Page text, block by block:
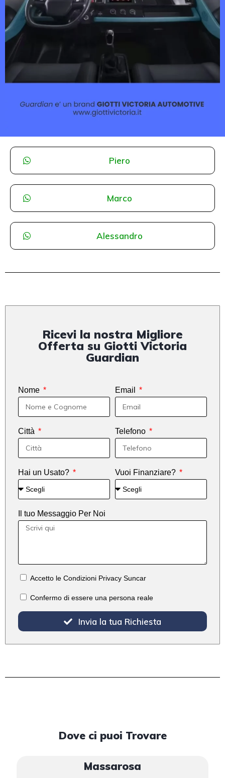
Piero
Marco
Alessandro
Ricevi la nostra Migliore
Offerta su Giotti Victoria
Guardian
Nome Email
Città Telefono
Hai un Usato? Vuoi Finanziare?
Il tuo Messaggio Per Noi
Accetto le Condizioni Privacy Suncar
Confermo di essere una persona reale
Invia la tua Richiesta
Dove ci puoi Trovare
Massarosa